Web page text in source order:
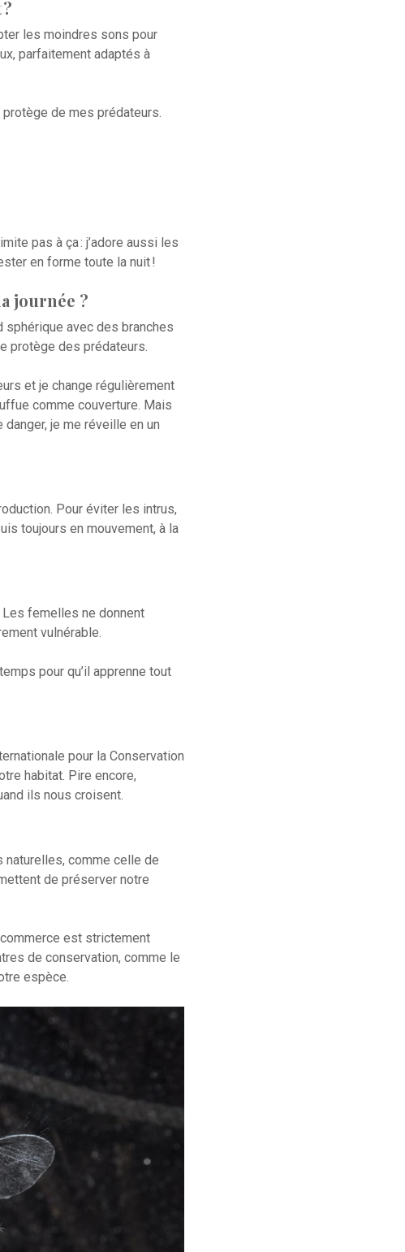
les moindres sons pour
parfaitement adaptés à
de mes prédateurs.
pas à ça : j’adore aussi les
en forme toute la nuit !
journée ?
sphérique avec des branches
protège des prédateurs.
et je change régulièrement
comme couverture. Mais
je me réveille en un
Pour éviter les intrus,
toujours en mouvement, à la
Les femelles ne donnent
vulnérable.
pour qu’il apprenne tout
pour la Conservation
habitat. Pire encore,
ils nous croisent.
comme celle de
de préserver notre
est strictement
de conservation, comme le
espèce.